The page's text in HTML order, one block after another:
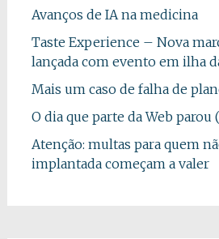
Avanços de IA na medicina
Taste Experience – Nova
lançada com evento em ilha
Mais um caso de falha de
O dia que parte da Web parou
Atenção: multas para quem
implantada começam a valer